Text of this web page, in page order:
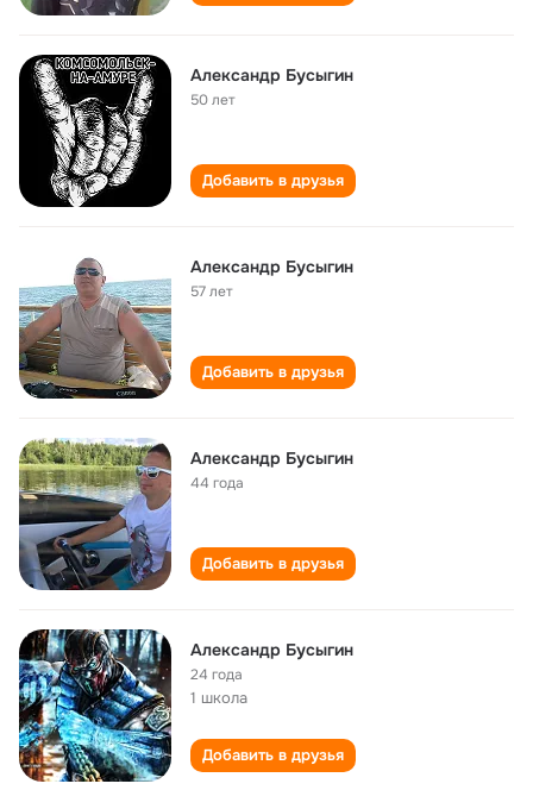
Александр Бусыгин
50 лет
Добавить в друзья
Александр Бусыгин
57 лет
Добавить в друзья
Александр Бусыгин
44 года
Добавить в друзья
Александр Бусыгин
24 года
1 школа
Добавить в друзья